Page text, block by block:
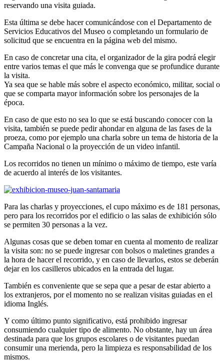
reservando una visita guiada.
Esta última se debe hacer comunicándose con el Departamento de
Servicios Educativos del Museo o completando un formulario de
solicitud que se encuentra en la página web del mismo.
En caso de concretar una cita, el organizador de la gira podrá elegir
entre varios temas el que más le convenga que se profundice durante
la visita.
Ya sea que se hable más sobre el aspecto económico, militar, social o
que se comparta mayor información sobre los personajes de la
época.
En caso de que esto no sea lo que se está buscando conocer con la
visita, también se puede pedir ahondar en alguna de las fases de la
proeza, como por ejemplo una charla sobre un tema de historia de la
Campaña Nacional o la proyección de un video infantil.
Los recorridos no tienen un mínimo o máximo de tiempo, este varía
de acuerdo al interés de los visitantes.
Para las charlas y proyecciones, el cupo máximo es de 181 personas,
pero para los recorridos por el edificio o las salas de exhibición sólo
se permiten 30 personas a la vez.
Algunas cosas que se deben tomar en cuenta al momento de realizar
la visita son: no se puede ingresar con bolsos o maletines grandes a
la hora de hacer el recorrido, y en caso de llevarlos, estos se deberán
dejar en los casilleros ubicados en la entrada del lugar.
También es conveniente que se sepa que a pesar de estar abierto a
los extranjeros, por el momento no se realizan visitas guiadas en el
idioma Inglés.
Y como último punto significativo, está prohibido ingresar
consumiendo cualquier tipo de alimento. No obstante, hay un área
destinada para que los grupos escolares o de visitantes puedan
consumir una merienda, pero la limpieza es responsabilidad de los
mismos.